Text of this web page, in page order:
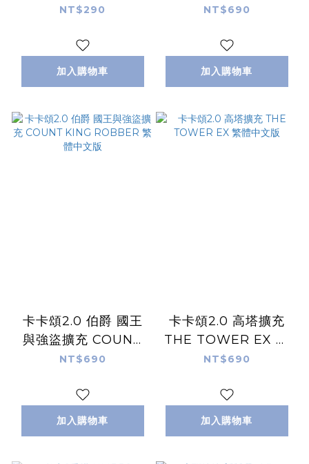
NT$290
加入購物車
EX 繁體中文版
NT$690
加入購物車
卡卡頌2.0 伯爵 國王
與強盜擴充 COUNT
KING ROBBER 繁體
NT$690
加入購物車
卡卡頌2.0 高塔擴充
THE TOWER EX 繁
體中文版
NT$690
加入購物車